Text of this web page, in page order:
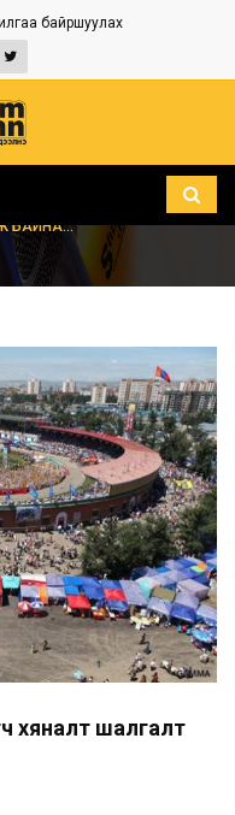
байршуулах
БАЙНА...
хяналт шалгалт